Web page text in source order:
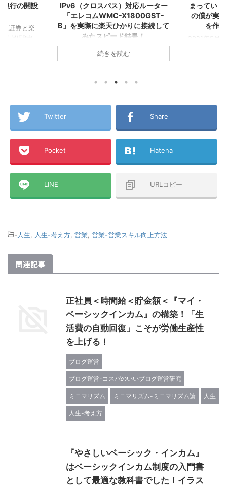
ルーター
接続して
！
おうちの
理論で
で使ってい
のアパー
ひかりテ
ンションタ
まっていく！『楽天経済圏2年生』
の僕が実感した誰もが楽天カード
を作るべき１２の理由！
2021年5月に▼『楽天経済圏』で生き
ていくことを決意し、その後すぐに楽
天カードを2枚発行してこの夏で無事
『楽天経済圏』にどっぷりとハマった
も含めた『楽天経済圏』という視点か
ら誰もが楽天カードを発行するメリッ
経済圏』に入ろうか悩んでいる方、各
種ポイントがいろんな経済圏にバラバ
ラに分散している方などの参考になれ
ば幸いです！ この記事のミ ...
続きを読む
る！増や
ら『楽
お金が貯ま
ゼロから『
済圏』に入
した！ そん
Twitter Share
Pocket Hatena
LINE URLコピー
- 人生 人生-考え方 営業 営業-営業スキル向上方法
関連記事
正社員＜時間給＜貯金額＜『マイ・
ベーシックインカム』の構築！「生
活費の自動回復」こそが労働生産性
を上げる！
ブログ運営
ブログ運営-コスパのいいブログ運営研究
ミニマリズム ミニマリズム-ミニマリズム論 人生
人生-考え方
『やさしいベーシック・インカム』
はベーシックインカム制度の入門書
として最適な教科書でした！イラス